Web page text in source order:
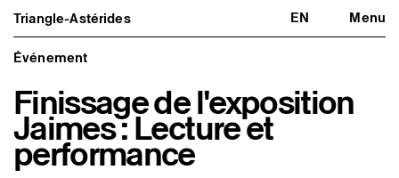
Triangle-Astérides EN Menu
Triangle-Astérides
Centre d’art contemporain
d’intérêt national
et résidence internationale d'artistes
Fermer
Présentation
À propos
Équipe et gouvernance
Partenaires et réseaux
Formation professionnelle
Événement
Finissage de l'exposition
Jaimes : Lecture et
performance